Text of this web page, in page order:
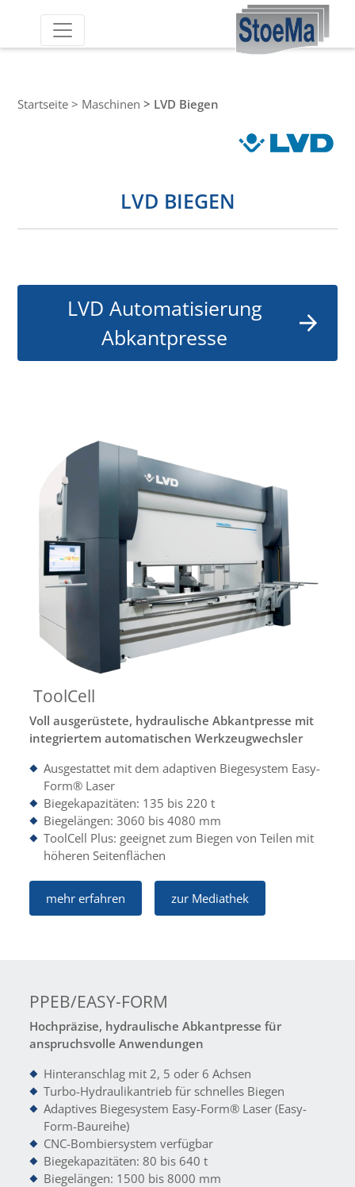
Startseite > Maschinen > LVD Biegen
LVD BIEGEN
LVD Automatisierung
Abkantpresse
ToolCell
Voll ausgerüstete, hydraulische Abkantpresse mit
integriertem automatischen Werkzeugwechsler
Ausgestattet mit dem adaptiven Biegesystem Easy-
Form® Laser
Biegekapazitäten: 135 bis 220 t
Biegelängen: 3060 bis 4080 mm
ToolCell Plus: geeignet zum Biegen von Teilen mit
höheren Seitenflächen
mehr erfahren zur Mediathek
PPEB/EASY-FORM
Hochpräzise, hydraulische Abkantpresse für
anspruchsvolle Anwendungen
Hinteranschlag mit 2, 5 oder 6 Achsen
Turbo-Hydraulikantrieb für schnelles Biegen
Adaptives Biegesystem Easy-Form® Laser(Easy-
Form-Baureihe)
CNC-Bombiersystem verfügbar
Biegekapazitäten: 80 bis 640 t
Biegelängen: 1500 bis 8000 mm